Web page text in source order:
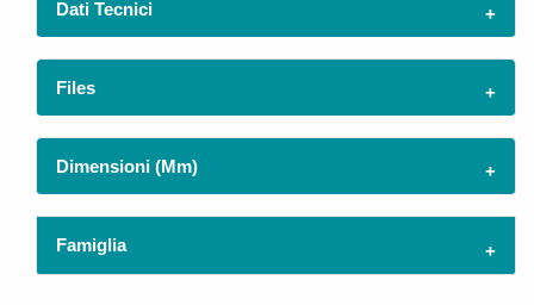
Dati Tecnici
Files
Dimensioni (mm)
Famiglia